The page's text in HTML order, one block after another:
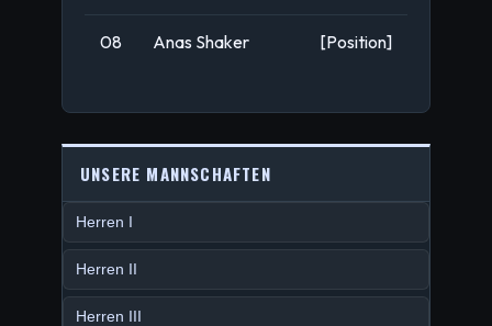
08 Anas Shaker [Position]
UNSERE MANNSCHAFTEN
Herren I
Herren II
Herren III